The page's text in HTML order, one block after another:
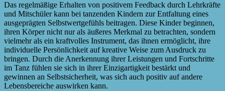
Das regelmäßige Erhalten von positivem Feedback durch Lehrkräfte
und Mitschüler kann bei tanzenden Kindern zur Entfaltung eines
ausgeprägten Selbstwertgefühls beitragen. Diese Kinder beginnen,
ihren Körper nicht nur als äußeres Merkmal zu betrachten, sondern
vielmehr als ein kraftvolles Instrument, das ihnen ermöglicht, ihre
individuelle Persönlichkeit auf kreative Weise zum Ausdruck zu
bringen. Durch die Anerkennung ihrer Leistungen und Fortschritte
im Tanz fühlen sie sich in ihrer Einzigartigkeit bestärkt und
gewinnen an Selbstsicherheit, was sich auch positiv auf andere
Lebensbereiche auswirken kann.